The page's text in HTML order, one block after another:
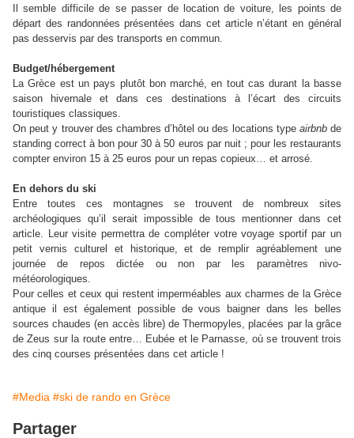
Il semble difficile de se passer de location de voiture, les points de
départ des randonnées présentées dans cet article n’étant en général
pas desservis par des transports en commun.
Budget/hébergement
La Grèce est un pays plutôt bon marché, en tout cas durant la basse
saison hivernale et dans ces destinations à l’écart des circuits
touristiques classiques.
On peut y trouver des chambres d’hôtel ou des locations type airbnbde
standing correct à bon pour 30 à 50 euros par nuit ; pour les restaurants
compter environ 15 à 25 euros pour un repas copieux… et arrosé.
En dehors du ski
Entre toutes ces montagnes se trouvent de nombreux sites
archéologiques qu’il serait impossible de tous mentionner dans cet
article. Leur visite permettra de compléter votre voyage sportif par un
petit vernis culturel et historique, et de remplir agréablement une
journée de repos dictée ou non par les paramètres nivo-
météorologiques.
Pour celles et ceux qui restent imperméables aux charmes de la Grèce
antique il est également possible de vous baigner dans les belles
sources chaudes (en accès libre) de Thermopyles, placées par la grâce
de Zeus sur la route entre… Eubée et le Parnasse, où se trouvent trois
des cinq courses présentées dans cet article !
#Media #ski de rando en Grèce
Partager